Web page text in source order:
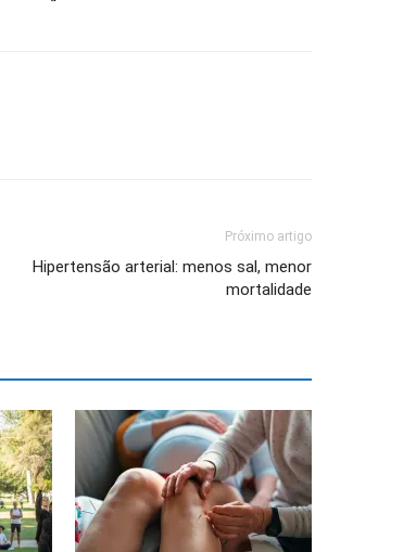
Próximo artigo
Hipertensão arterial: menos sal, menor
mortalidade